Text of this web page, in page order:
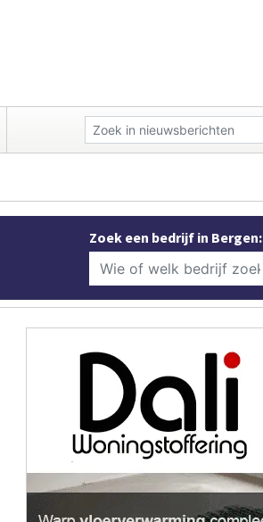
Zoek een bedrijf in Bergen: